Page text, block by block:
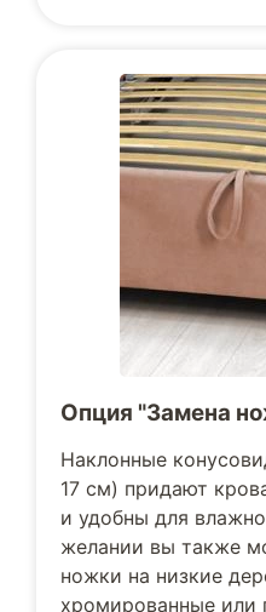
Опция "Замена
Наклонные
17 см) придают
и удобны для
желании вы также
ножки на низкие
хромированные или